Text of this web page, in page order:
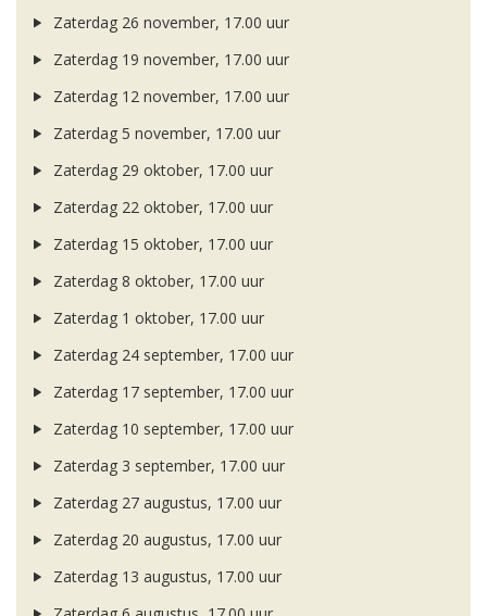
Zaterdag 26 november, 17.00 uur
Zaterdag 19 november, 17.00 uur
Zaterdag 12 november, 17.00 uur
Zaterdag 5 november, 17.00 uur
Zaterdag 29 oktober, 17.00 uur
Zaterdag 22 oktober, 17.00 uur
Zaterdag 15 oktober, 17.00 uur
Zaterdag 8 oktober, 17.00 uur
Zaterdag 1 oktober, 17.00 uur
Zaterdag 24 september, 17.00 uur
Zaterdag 17 september, 17.00 uur
Zaterdag 10 september, 17.00 uur
Zaterdag 3 september, 17.00 uur
Zaterdag 27 augustus, 17.00 uur
Zaterdag 20 augustus, 17.00 uur
Zaterdag 13 augustus, 17.00 uur